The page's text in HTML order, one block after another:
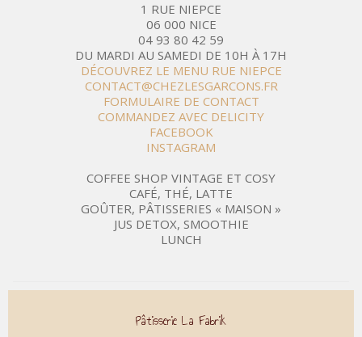
1 RUE NIEPCE
06 000 NICE
04 93 80 42 59
DU MARDI AU SAMEDI DE 10H À 17H
DÉCOUVREZ LE MENU RUE NIEPCE
CONTACT@CHEZLESGARCONS.FR
FORMULAIRE DE CONTACT
COMMANDEZ AVEC DELICITY
FACEBOOK
INSTAGRAM
COFFEE SHOP VINTAGE ET COSY
CAFÉ, THÉ, LATTE
GOÛTER, PÂTISSERIES « MAISON »
JUS DETOX, SMOOTHIE
LUNCH
Pâtisserie La Fabrik